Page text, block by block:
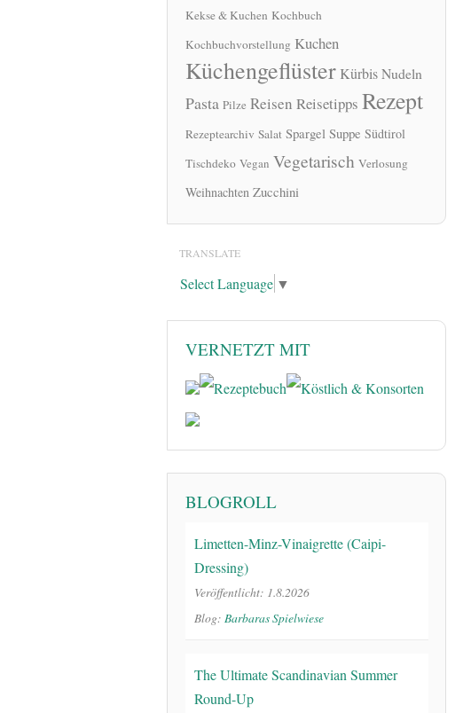
Kekse & Kuchen Kochbuch
Kochbuchvorstellung Kuchen
Küchengeflüster KürbisNudeln
Pasta Pilze Reisen Reisetipps Rezept
Rezeptearchiv Salat Spargel Suppe Südtirol
Tischdeko Vegan Vegetarisch Verlosung
Weihnachten Zucchini
TRANSLATE
Select Language ▼
VERNETZT MIT
BLOGROLL
Limetten-Minz-Vinaigrette (Caipi-
Dressing)
Veröffentlicht: 1.8.2026
Blog: Barbaras Spielwiese
The Ultimate Scandinavian Summer
Round-Up